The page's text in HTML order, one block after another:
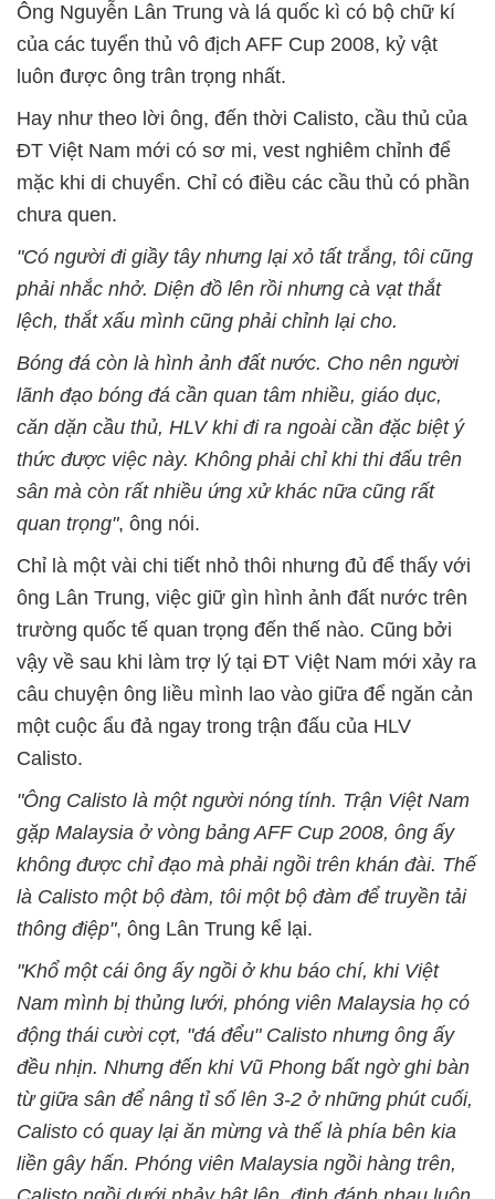
Ông Nguyễn Lân Trung và lá quốc kì có bộ chữ kí
của các tuyển thủ vô địch AFF Cup 2008, kỷ vật
luôn được ông trân trọng nhất.
Hay như theo lời ông, đến thời Calisto, cầu thủ của
ĐT Việt Nam mới có sơ mi, vest nghiêm chỉnh để
mặc khi di chuyển. Chỉ có điều các cầu thủ có phần
chưa quen.
"Có người đi giầy tây nhưng lại xỏ tất trắng, tôi cũng
phải nhắc nhở. Diện đồ lên rồi nhưng cà vạt thắt
lệch, thắt xấu mình cũng phải chỉnh lại cho.
Bóng đá còn là hình ảnh đất nước. Cho nên người
lãnh đạo bóng đá cần quan tâm nhiều, giáo dục,
căn dặn cầu thủ, HLV khi đi ra ngoài cần đặc biệt ý
thức được việc này. Không phải chỉ khi thi đấu trên
sân mà còn rất nhiều ứng xử khác nữa cũng rất
quan trọng", ông nói.
Chỉ là một vài chi tiết nhỏ thôi nhưng đủ để thấy với
ông Lân Trung, việc giữ gìn hình ảnh đất nước trên
trường quốc tế quan trọng đến thế nào. Cũng bởi
vậy về sau khi làm trợ lý tại ĐT Việt Nam mới xảy ra
câu chuyện ông liều mình lao vào giữa để ngăn cản
một cuộc ẩu đả ngay trong trận đấu của HLV
Calisto.
"Ông Calisto là một người nóng tính. Trận Việt Nam
gặp Malaysia ở vòng bảng AFF Cup 2008, ông ấy
không được chỉ đạo mà phải ngồi trên khán đài. Thế
là Calisto một bộ đàm, tôi một bộ đàm để truyền tải
thông điệp", ông Lân Trung kể lại.
"Khổ một cái ông ấy ngồi ở khu báo chí, khi Việt
Nam mình bị thủng lưới, phóng viên Malaysia họ có
động thái cười cợt, "đá đểu" Calisto nhưng ông ấy
đều nhịn. Nhưng đến khi Vũ Phong bất ngờ ghi bàn
từ giữa sân để nâng tỉ số lên 3-2 ở những phút cuối,
Calisto có quay lại ăn mừng và thế là phía bên kia
liền gây hấn. Phóng viên Malaysia ngồi hàng trên,